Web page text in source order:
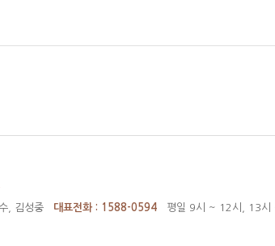
, 김성중 대표전화 : 1588-0594 평일 9시 ~ 12시, 13시